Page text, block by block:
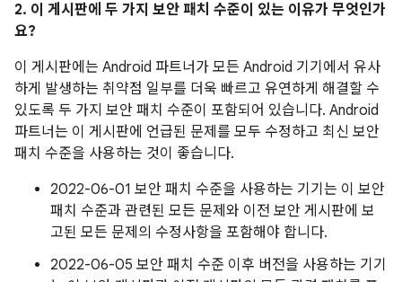
2. 이 게시판에 두 가지 보안 패치 수준이 있는 이유가 무엇인가
요?
이 게시판에는 Android 파트너가 모든 Android 기기에서 유사
하게 발생하는 취약점 일부를 더욱 빠르고 유연하게 해결할 수
있도록 두 가지 보안 패치 수준이 포함되어 있습니다. Android
파트너는 이 게시판에 언급된 문제를 모두 수정하고 최신 보안
패치 수준을 사용하는 것이 좋습니다.
2022-06-01 보안 패치 수준을 사용하는 기기는 이 보안
패치 수준과 관련된 모든 문제와 이전 보안 게시판에 보
고된 모든 문제의 수정사항을 포함해야 합니다.
2022-06-05 보안 패치 수준 이후 버전을 사용하는 기기